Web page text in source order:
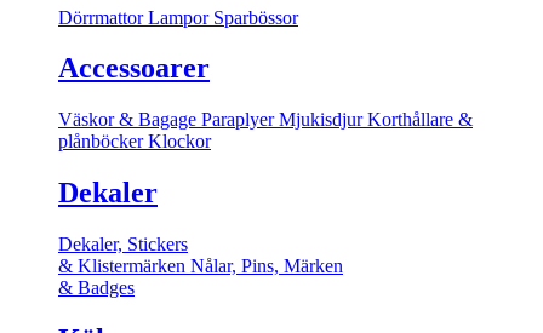
DörrmattorLampor Sparbössor
Accessoarer
Väskor & Bagage ParaplyerMjukisdjurKorthållare &
plånböckerKlockor
Dekaler
Dekaler, Stickers
& Klistermärken Nålar, Pins, Märken
& Badges